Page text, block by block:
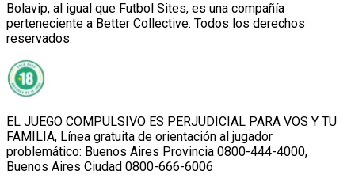
Bolavip, al igual que Futbol Sites, es una compañía
perteneciente a Better Collective. Todos los derechos
reservados.
EL JUEGO COMPULSIVO ES PERJUDICIAL PARA VOS Y TU
FAMILIA, Línea gratuita de orientación al jugador
problemático: Buenos Aires Provincia 0800-444-4000,
Buenos Aires Ciudad 0800-666-6006